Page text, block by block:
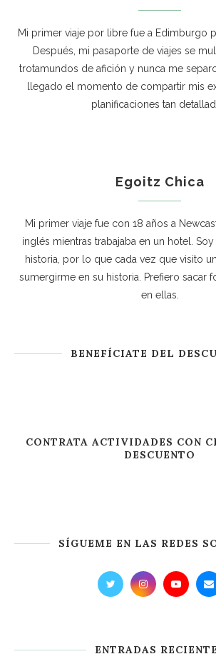
Mi primer viaje por libre fue a Edimburgo
Después, mi pasaporte de viajes se
trotamundos de afición y nunca me
llegado el momento de compartir mis
planificaciones tan
Egoitz Chica
Mi primer viaje fue con 18 años a
inglés mientras trabajaba en un hotel.
historia, por lo que cada vez que visito
sumergirme en su historia. Prefiero sacar
en ellas.
BENEFÍCIATE DEL
CONTRATA ACTIVIDADES CON
DESCUENTO
SÍGUEME EN LAS REDES
ENTRADAS